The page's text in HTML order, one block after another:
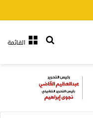
القائمةبحث عن